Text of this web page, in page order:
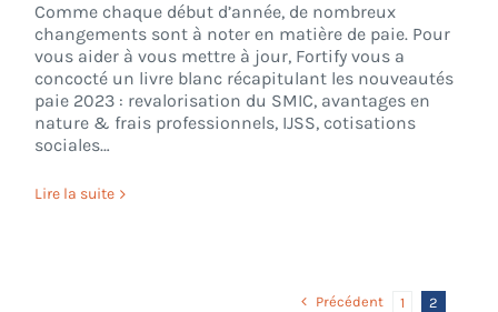
Comme chaque début d’année, de nombreux
changements sont à noter en matière de paie. Pour
vous aider à vous mettre à jour, Fortify vous a
concocté un livre blanc récapitulant les nouveautés
paie 2023 : revalorisation du SMIC, avantages en
nature & frais professionnels, IJSS, cotisations
sociales…
Lire la suite
Précédent 1 2